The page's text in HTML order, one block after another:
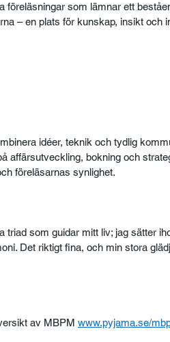
föreläsningar som lämnar ett
– en plats för kunskap, insikt och
idéer, teknik och tydlig
affärsutveckling, bokning och
föreläsarnas synlighet.
triad som guidar mitt liv; jag sätter
Det riktigt fina, och min stora
av MBPM www.pyjama.se/